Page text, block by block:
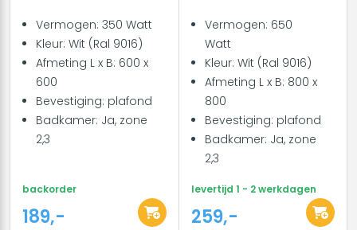
Vermogen: 350 Watt
Kleur: Wit (Ral 9016)
Afmeting L x B: 600 x
600
Bevestiging: plafond
Badkamer: Ja, zone
2,3
backorder
189,-
Vermogen: 650
Watt
Kleur: Wit (Ral 9016)
Afmeting L x B: 800 x
800
Bevestiging: plafond
Badkamer: Ja, zone
2,3
levertijd 1 - 2 werkdagen
259,-